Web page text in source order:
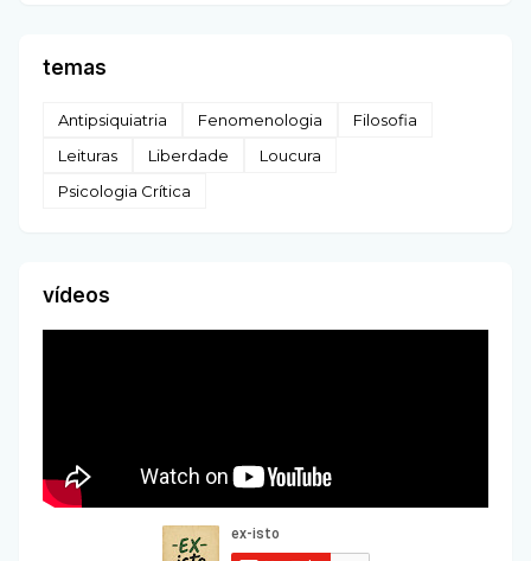
temas
Antipsiquiatria Fenomenologia
Filosofia
Leituras
Liberdade
Loucura
Psicologia Crítica
vídeos